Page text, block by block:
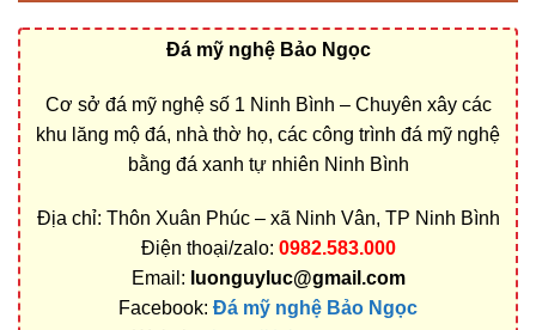
Đá mỹ nghệ Bảo Ngọc
Cơ sở đá mỹ nghệ số 1 Ninh Bình – Chuyên xây các
khu lăng mộ đá, nhà thờ họ, các công trình đá mỹ nghệ
bằng đá xanh tự nhiên Ninh Bình
Địa chỉ: Thôn Xuân Phúc – xã Ninh Vân, TP Ninh Bình
Điện thoại/zalo: 0982.583.000
Email: luonguyluc@gmail.com
Facebook: Đá mỹ nghệ Bảo Ngọc